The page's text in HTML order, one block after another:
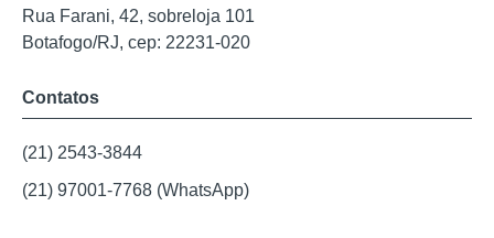
Rua Farani, 42, sobreloja 101
Botafogo/RJ, cep: 22231-020
Contatos
(21) 2543-3844
(21) 97001-7768 (WhatsApp)